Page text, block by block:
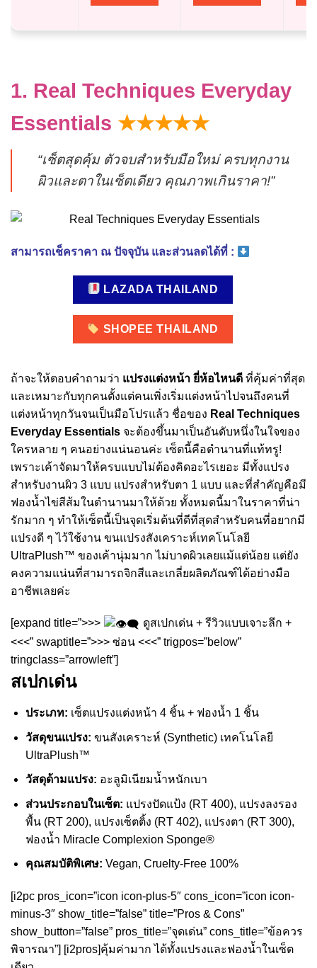
1. Real Techniques Everyday
Essentials ★★★★★
“เซ็ตสุดคุ้ม ตัวจบสำหรับมือใหม่ ครบทุกงาน
ผิวและตาในเซ็ตเดียว คุณภาพเกินราคา!”
สามารถเช็คราคา ณ ปัจจุบัน และส่วนลดได้ที่ :
LAZADA THAILAND
SHOPEE THAILAND
ถ้าจะให้ตอบคำถามว่า แปรงแต่งหน้า ยี่ห้อไหนดี ที่คุ้มค่าที่สุด
และเหมาะกับทุกคนตั้งแต่คนเพิ่งเริ่มแต่งหน้าไปจนถึงคนที่
แต่งหน้าทุกวันจนเป็นมือโปรแล้ว ชื่อของ Real Techniques
Everyday Essentials จะต้องขึ้นมาเป็นอันดับหนึ่งในใจของ
ใครหลาย ๆ คนอย่างแน่นอนค่ะ เซ็ตนี้คือตำนานที่แท้ทรู!
เพราะเค้าจัดมาให้ครบแบบไม่ต้องคิดอะไรเยอะ มีทั้งแปรง
สำหรับงานผิว 3 แบบ แปรงสำหรับตา 1 แบบ และที่สำคัญคือมี
ฟองน้ำไข่สีส้มในตำนานมาให้ด้วย ทั้งหมดนี้มาในราคาที่น่า
รักมาก ๆ ทำให้เซ็ตนี้เป็นจุดเริ่มต้นที่ดีที่สุดสำหรับคนที่อยากมี
แปรงดี ๆ ไว้ใช้งาน ขนแปรงสังเคราะห์เทคโนโลยี
UltraPlush™ ของเค้านุ่มมาก ไม่บาดผิวเลยแม้แต่น้อย แต่ยัง
คงความแน่นที่สามารถจิกสีและเกลี่ยผลิตภัณฑ์ได้อย่างมือ
อาชีพเลยค่ะ
[expand title=”>>>
ดูสเปกเด่น + รีวิวแบบเจาะลึก +
<<<” swaptitle=”>>> ซ่อน <<<” trigpos=”below”
tringclass=”arrowleft”]
สเปกเด่น
ประเภท: เซ็ตแปรงแต่งหน้า 4 ชิ้น + ฟองน้ำ 1 ชิ้น
วัสดุขนแปรง: ขนสังเคราะห์ (Synthetic) เทคโนโลยี
UltraPlush™
วัสดุด้ามแปรง: อะลูมิเนียมน้ำหนักเบา
ส่วนประกอบในเซ็ต: แปรงปัดแป้ง (RT 400), แปรงลงรอง
พื้น (RT 200), แปรงเซ็ตติ้ง (RT 402), แปรงตา (RT 300),
ฟองน้ำ Miracle Complexion Sponge®
คุณสมบัติพิเศษ: Vegan, Cruelty-Free 100%
[i2pc pros_icon=”icon icon-plus-5″ cons_icon=”icon icon-
minus-3″ show_title=”false” title=”Pros & Cons”
show_button=”false” pros_title=”จุดเด่น” cons_title=”ข้อควร
พิจารณา”] [i2pros]คุ้มค่ามาก ได้ทั้งแปรงและฟองน้ำในเซ็ต